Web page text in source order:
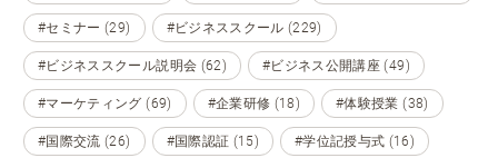
#セミナー (29) #ビジネススクール (229)
#ビジネススクール説明会 (62) #ビジネス公開講座 (49)
#マーケティング (69) #企業研修 (18) #体験授業 (38)
#国際交流 (26) #国際認証 (15) #学位記授与式 (16)